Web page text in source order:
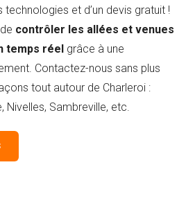
et d’un devis gratuit !
contrôler les allées et venues
temps réel grâce à une
Contactez-nous sans plus
tout autour de Charleroi :
Nivelles, Sambreville, etc.